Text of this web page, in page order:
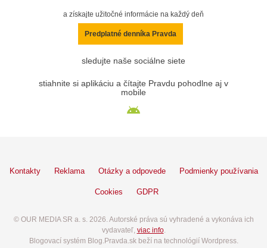
a získajte užitočné informácie na každý deň
Predplatné denníka Pravda
sledujte naše sociálne siete
stiahnite si aplikáciu a čítajte Pravdu pohodlne aj v
mobile
Kontakty Reklama Otázky a odpovede Podmienky používania
Cookies GDPR
© OUR MEDIA SR a. s. 2026. Autorské práva sú vyhradené a vykonáva ich
vydavateľ, viac info.
Blogovací systém Blog.Pravda.sk beží na technológií Wordpress.